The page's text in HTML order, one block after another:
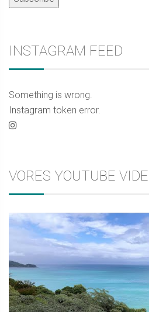
INSTAGRAM FEED
Something is wrong.
Instagram token error.
VORES YOUTUBE